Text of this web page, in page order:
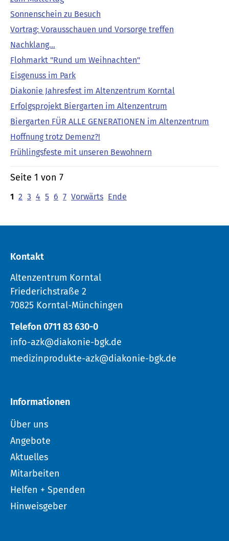
Sonnenschein zu Besuch
Vortrag: Vorausschauen und Vorsorge treffen
Nachklang...
Flohmarkt "Rund um Weihnachten"
Eisgenuss im Park
Diakonie Jahresfest im Altenzentrum Korntal
Erfolgsprojekt Biergarten im Altenzentrum
Biergarten FÜR ALLE GENERATIONEN im Altenzentrum
Hoffnung trotz Demenz?!
Frühlingsfeste mit unseren Bewohnern
Seite 1 von 7
1 2 3 4 5 6 7 Vorwärts Ende
Kontakt
Altenzentrum Korntal
Friederichstraße 2
70825 Korntal-Münchingen
Telefon 0711 83 630-0
info-azk@diakonie-bgk.de
medizinprodukte-azk@diakonie-bgk.de
Informationen
Über uns
Angebote
Aktuelles
Mitarbeiten
Helfen + Spenden
Hinweisgeber